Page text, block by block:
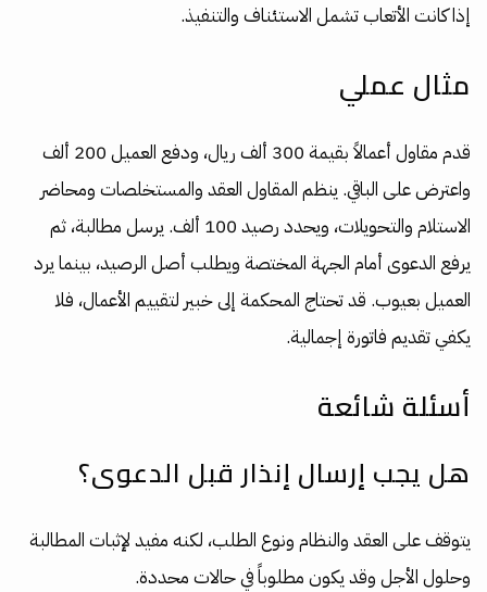
إذا كانت الأتعاب تشمل الاستئناف والتنفيذ.
مثال عملي
قدم مقاول أعمالاً بقيمة 300 ألف ريال، ودفع العميل 200 ألف
واعترض على الباقي. ينظم المقاول العقد والمستخلصات ومحاضر
الاستلام والتحويلات، ويحدد رصيد 100 ألف. يرسل مطالبة، ثم
يرفع الدعوى أمام الجهة المختصة ويطلب أصل الرصيد، بينما يرد
العميل بعيوب. قد تحتاج المحكمة إلى خبير لتقييم الأعمال، فلا
يكفي تقديم فاتورة إجمالية.
أسئلة شائعة
هل يجب إرسال إنذار قبل الدعوى؟
يتوقف على العقد والنظام ونوع الطلب، لكنه مفيد لإثبات المطالبة
وحلول الأجل وقد يكون مطلوباً في حالات محددة.